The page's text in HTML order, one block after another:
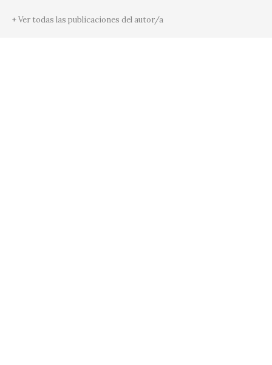
+ Ver todas las publicaciones del autor/a